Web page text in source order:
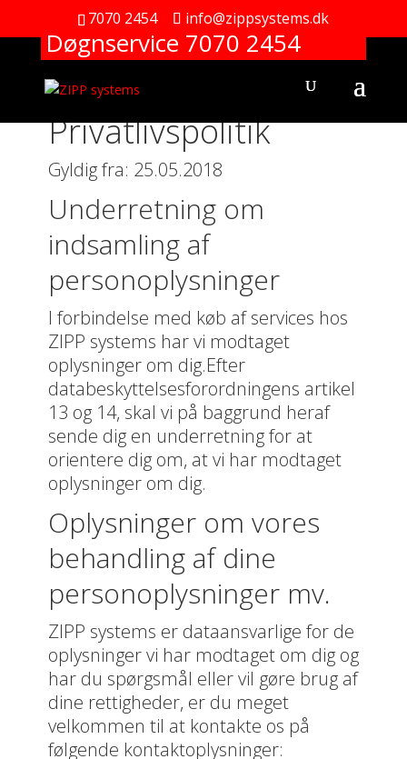
7070 2454 info@zippsystems.dk
Døgnservice 7070 2454
Privatlivspolitik
Gyldig fra: 25.05.2018
Underretning om
indsamling af
personoplysninger
I forbindelse med køb af services hos
ZIPP systems har vi modtaget
oplysninger om dig.Efter
databeskyttelsesforordningens artikel
13 og 14, skal vi på baggrund heraf
sende dig en underretning for at
orientere dig om, at vi har modtaget
oplysninger om dig.
Oplysninger om vores
behandling af dine
personoplysninger mv.
ZIPP systems er dataansvarlige for de
oplysninger vi har modtaget om dig og
har du spørgsmål eller vil gøre brug af
dine rettigheder, er du meget
velkommen til at kontakte os på
følgende kontaktoplysninger: